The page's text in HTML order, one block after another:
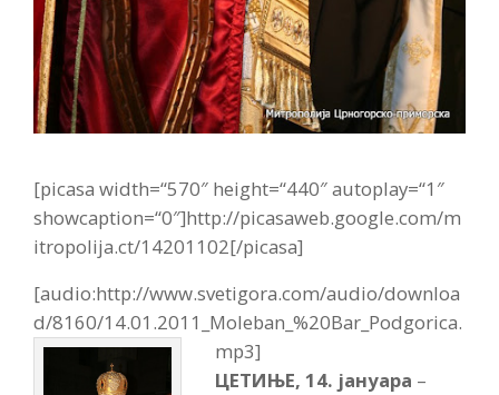
[picasa width=“570″ height=“440″ autoplay=“1″
showcaption=“0″]http://picasaweb.google.com/m
itropolija.ct/14201102[/picasa]
[audio:http://www.svetigora.com/audio/downloa
d/8160/14.01.2011_Moleban_%20Bar_Podgorica.
mp3]
ЦЕТИЊЕ, 14. јануара –